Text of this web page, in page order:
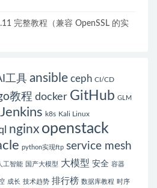
完整教程（兼容 OpenSSL 的实
工具 ansible ceph CI/CD
教程 docker GitHub GLM
Jenkins k8s Kali Linux
nginx openstack
python实现ftp service mesh
工智能 国产大模型 大模型 安全 容器
成长 技术趋势 排行榜 数据库教程 时序